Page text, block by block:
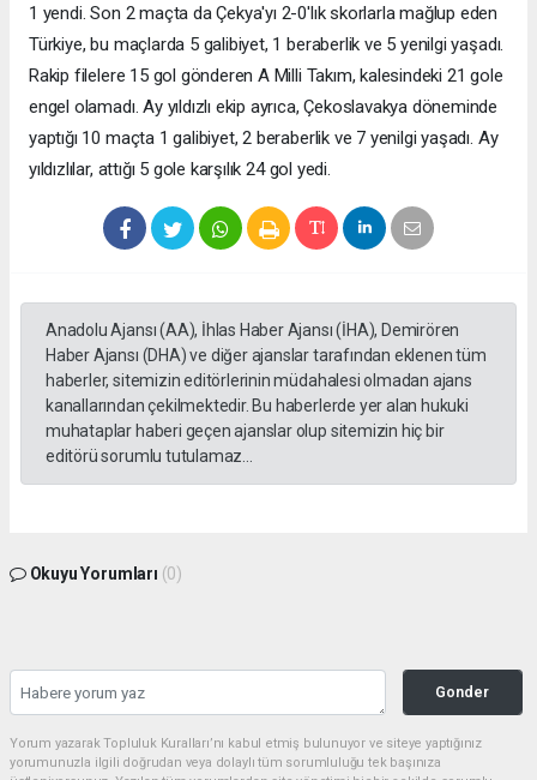
1 yendi. Son 2 maçta da Çekya'yı 2-0'lık skorlarla mağlup eden
Türkiye, bu maçlarda 5 galibiyet, 1 beraberlik ve 5 yenilgi yaşadı.
Rakip filelere 15 gol gönderen A Milli Takım, kalesindeki 21 gole
engel olamadı. Ay yıldızlı ekip ayrıca, Çekoslavakya döneminde
yaptığı 10 maçta 1 galibiyet, 2 beraberlik ve 7 yenilgi yaşadı. Ay
yıldızlılar, attığı 5 gole karşılık 24 gol yedi.
Anadolu Ajansı (AA), İhlas Haber Ajansı (İHA), Demirören
Haber Ajansı (DHA) ve diğer ajanslar tarafından eklenen tüm
haberler, sitemizin editörlerinin müdahalesi olmadan ajans
kanallarından çekilmektedir. Bu haberlerde yer alan hukuki
muhataplar haberi geçen ajanslar olup sitemizin hiç bir
editörü sorumlu tutulamaz...
Okuyu Yorumları (0)
Gonder
Yorum yazarak Topluluk Kuralları’nı kabul etmiş bulunuyor ve siteye yaptığınız
yorumunuzla ilgili doğrudan veya dolaylı tüm sorumluluğu tek başınıza